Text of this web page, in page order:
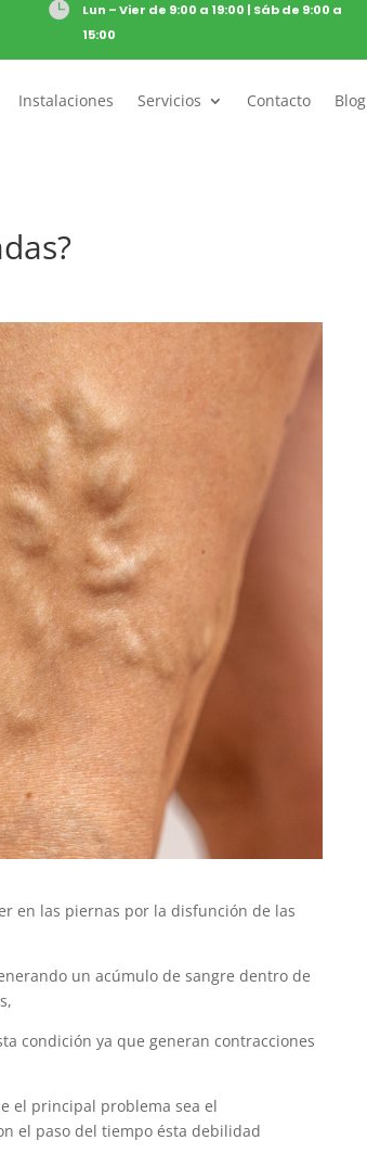

Lun – Vier de 9:00 a 19:00 | Sáb de 9:00 a
15:00
Instalaciones Servicios Contacto Blog
en las piernas por la disfunción de las
un acúmulo de sangre dentro de
condición ya que generan contracciones
el principal problema sea el
el paso del tiempo ésta debilidad